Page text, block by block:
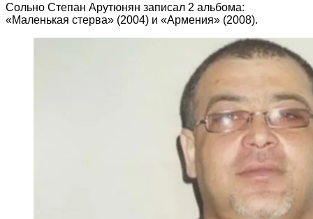
Сольно Степан Арутюнян записал 2 альбома:
«Маленькая стерва» (2004) и «Армения» (2008).